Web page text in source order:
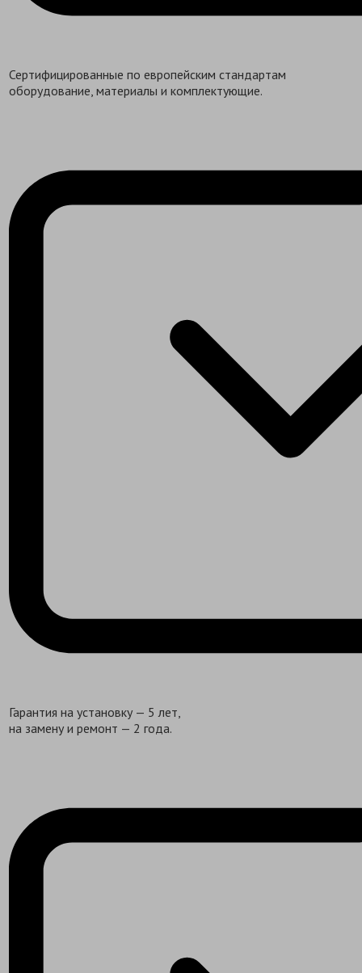
Сертифицированные по европейским стандартам
оборудование, материалы и комплектующие.
Гарантия на установку — 5 лет,
на замену и ремонт — 2 года.